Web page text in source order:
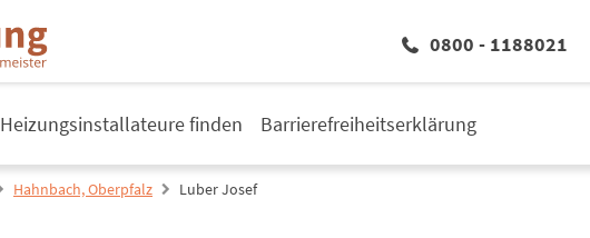
0800 - 1188021
Heizungsinstallateure finden Barrierefreiheitserklärung
Hahnbach, Oberpfalz Luber Josef